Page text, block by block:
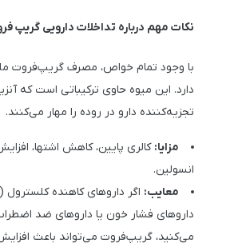
نکات مهم درباره تداخلات دارویی گریپ
با وجود تمام خواص، مصرف گریپ‌فروت
دارد. این میوه حاوی ترکیباتی است که
تجزیه‌کننده دارو در روده را مهار می‌کنند.
مزایا: کالری پایین، کاهش اشتها،
انسولین.
معایب: اگر داروهای کاهنده کلسترول
داروهای فشار خون یا داروهای ضد
می‌کنید، گریپ‌فروت می‌تواند باعث